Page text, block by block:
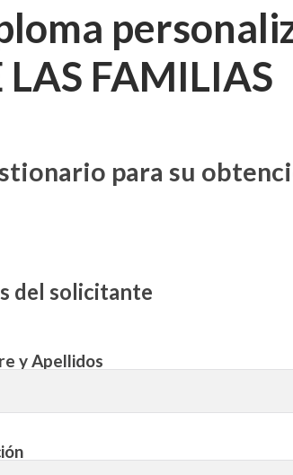
LAS FAMILIAS
para su
del solicitante
y Apellidos